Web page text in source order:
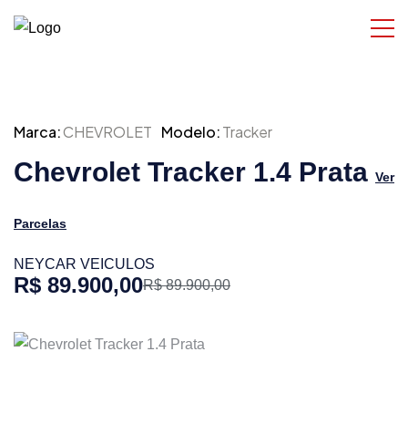
Marca:CHEVROLET Modelo:Tracker
Chevrolet Tracker 1.4 Prata Ver
Parcelas
NEYCAR VEICULOS
R$ 89.900,00R$ 89.900,00